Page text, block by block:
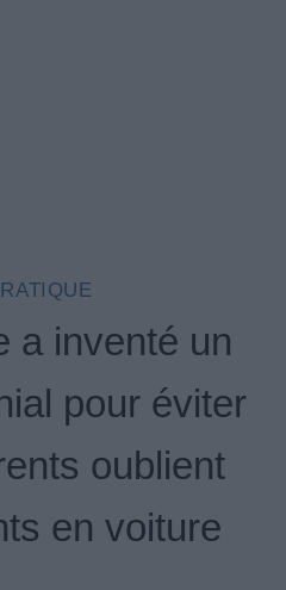
a inventé un
pour éviter
oublient
en voiture